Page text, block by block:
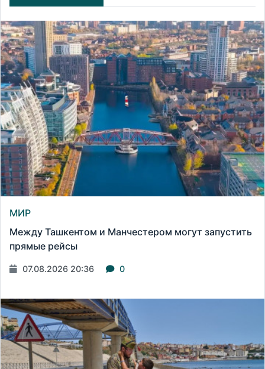
МИР
Между Ташкентом и Манчестером могут запустить
прямые рейсы
07.08.2026 20:36 0